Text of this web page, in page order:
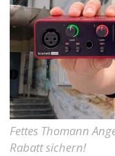
Fettes Thomann
Rabatt sichern!